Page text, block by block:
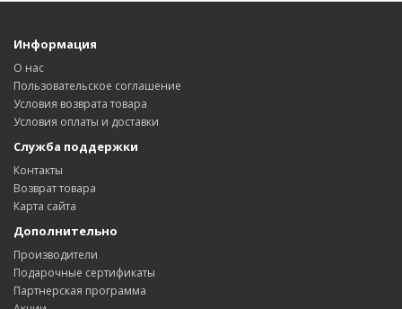
Информация
О нас
Пользовательское соглашение
Условия возврата товара
Условия оплаты и доставки
Служба поддержки
Контакты
Возврат товара
Карта сайта
Дополнительно
Производители
Подарочные сертификаты
Партнерская программа